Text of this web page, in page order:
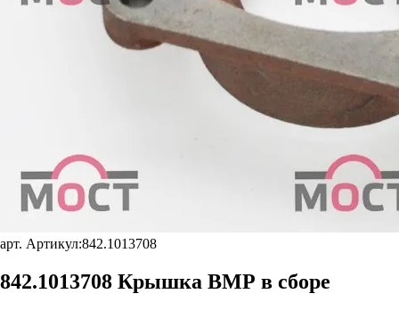
арт. Артикул:842.1013708
842.1013708 Крышка ВМР в сборе